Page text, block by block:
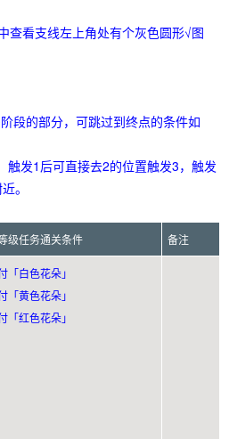
查看支线左上角处有个灰色圆形√图
段的部分，可跳过到终点的条件如
触发1后可直接去2的位置触发3，触发
。
级任务通关条件 备注
「白色花朵」
「黄色花朵」
「红色花朵」